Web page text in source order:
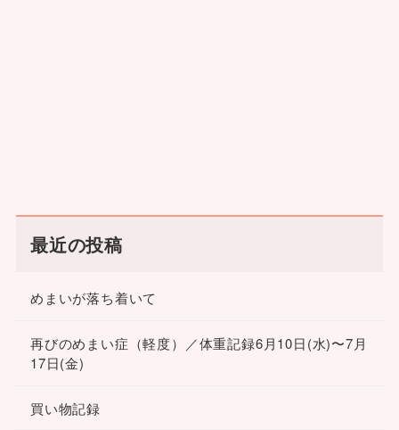
最近の投稿
めまいが落ち着いて
再びのめまい症（軽度）／体重記録6月10日(水)〜7月
17日(金)
買い物記録